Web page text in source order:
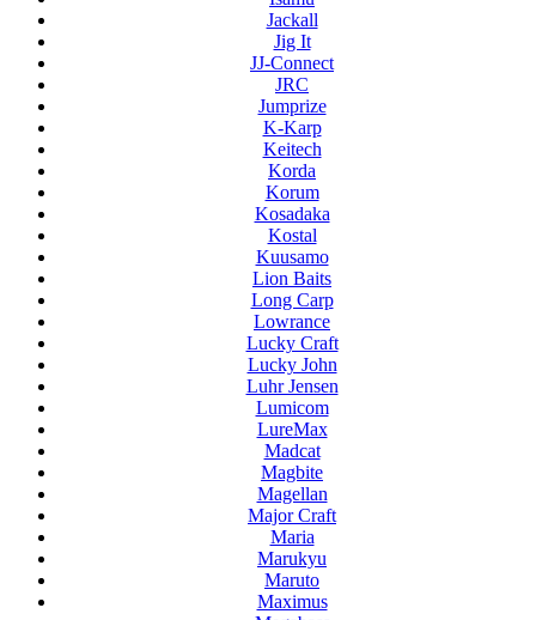
Jackall
Jig It
JJ-Connect
JRC
Jumprize
K-Karp
Keitech
Korda
Korum
Kosadaka
Kostal
Kuusamo
Lion Baits
Long Carp
Lowrance
Lucky Craft
Lucky John
Luhr Jensen
Lumicom
LureMax
Madcat
Magbite
Magellan
Major Craft
Maria
Marukyu
Maruto
Maximus